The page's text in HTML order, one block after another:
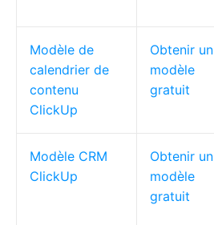
Modèle de
calendrier de
contenu
ClickUp
Obtenir un
modèle
gratuit
Modèle CRM
ClickUp
Obtenir un
modèle
gratuit